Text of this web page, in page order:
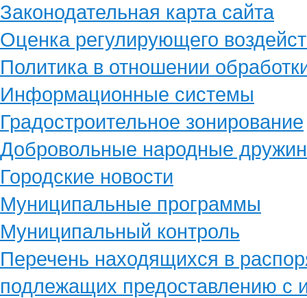
Законодательная карта сайта
Оценка регулирующего
Политика в отношении
Информационные системы
Градостроительное зонирование
Добровольные народные
Городские новости
Муниципальные программы
Муниципальный контроль
Перечень находящихся в
подлежащих предоставлению с